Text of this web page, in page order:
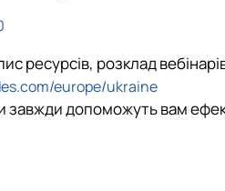
ресурсів, розклад
europe/ukraine
завжди допоможуть вам